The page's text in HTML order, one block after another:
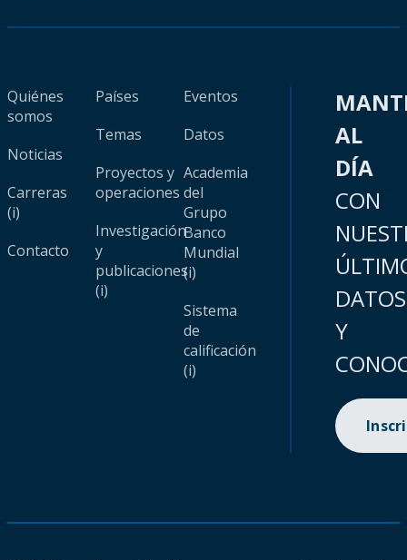
Quiénes
somos
Noticias
Carreras
(i)
Contacto
Países
Temas
Proyectos y
operaciones
Investigación
y
publicaciones
(i)
Eventos
Datos
Academia
del
Grupo
Banco
Mundial
(i)
Sistema
de
calificación
(i)
AL
DÍA
CON
DATOS
Y